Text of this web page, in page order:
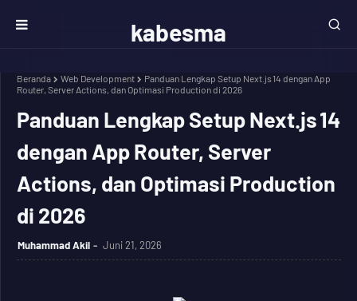
kabesma
Beranda Web Development
Panduan Lengkap Setup Next.js 14 dengan App
Router, Server Actions, dan Optimasi Production di 2026
Panduan Lengkap Setup Next.js 14
dengan App Router, Server
Actions, dan Optimasi Production
di 2026
Muhammad Akil Juni 21, 2026